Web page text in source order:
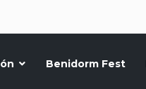
Benidorm Fest